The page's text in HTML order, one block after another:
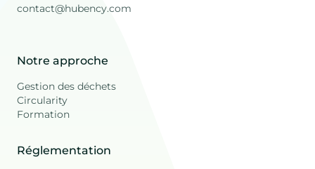
contact@hubency.com
Notre approche
Gestion des déchets
Circularity
Formation
Réglementation